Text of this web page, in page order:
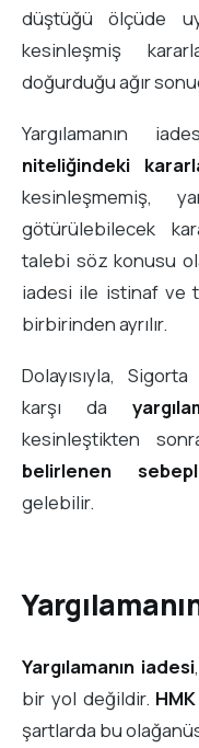
düştüğü ölçüde
kesinleşmiş
doğurduğu ağır
Yargılamanın
niteliğindeki
kesinleşmemiş,
götürülebilecek
talebi söz konusu
iadesi ile istinaf ve
birbirinden ayrılır.
Dolayısıyla,
karşı da
kesinleştikten
belirlenen
gelebilir.
Yargılamanın iadesi
bir yol değildir.
şartlarda bu